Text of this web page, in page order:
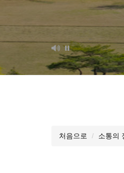
처음으로 소통의